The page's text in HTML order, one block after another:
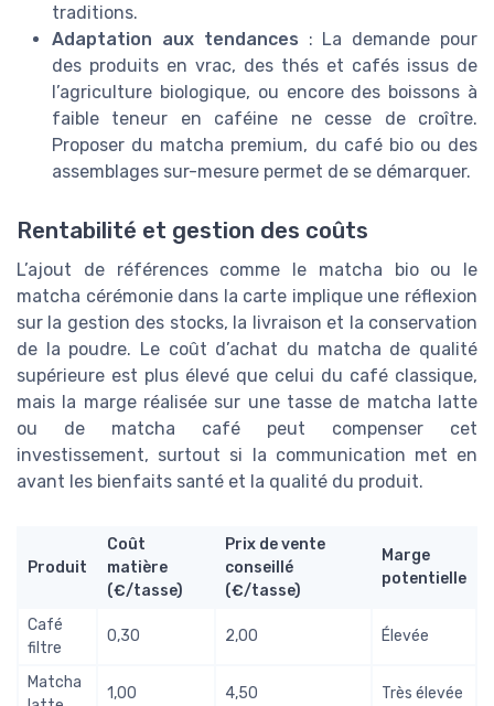
traditions.
Adaptation aux tendances : La demande pour
des produits en vrac, des thés et cafés issus de
l’agriculture biologique, ou encore des boissons à
faible teneur en caféine ne cesse de croître.
Proposer du matcha premium, du café bio ou des
assemblages sur-mesure permet de se démarquer.
Rentabilité et gestion des coûts
L’ajout de références comme le matcha bio ou le
matcha cérémonie dans la carte implique une réflexion
sur la gestion des stocks, la livraison et la conservation
de la poudre. Le coût d’achat du matcha de qualité
supérieure est plus élevé que celui du café classique,
mais la marge réalisée sur une tasse de matcha latte
ou de matcha café peut compenser cet
investissement, surtout si la communication met en
avant les bienfaits santé et la qualité du produit.
Produit
Coût
matière
(€/tasse)
Prix de vente
conseillé
(€/tasse)
Marge
potentielle
Café
filtre
0,30 2,00 Élevée
Matcha
1,00 4,50 Très élevée